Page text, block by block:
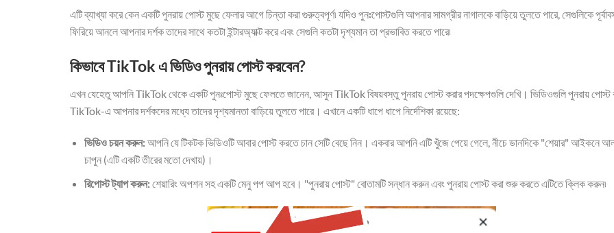
এটি ব্যাখ্যা করে কেন একটি পুনরায় পোস্ট মুছে ফেলার আগে চিন্তা করা গুরুত্বপূর্ণ৷ যদিও পুনঃপোস্টগুলি আপনার সামগ্রীর নাগালকে বাড়িয়ে তুলতে পারে, সেগুলিকে
ফিরিয়ে আনলে আপনার দর্শক তাদের সাথে কতটা ইন্টারঅ্যাক্ট করে এবং সেগুলি কতটা দৃশ্যমান তা প্রভাবিত করতে পারে৷
কিভাবে TikTok এ ভিডিও পুনরায় পোস্ট করবেন?
এখন যেহেতু আপনি TikTok থেকে একটি পুনঃপোস্ট মুছে ফেলতে জানেন, আসুন TikTok বিষয়বস্তু পুনরায় পোস্ট করার পদক্ষেপগুলি দেখি। ভিডিওগুলি পুনরায় পোস্ট
TikTok-এ আপনার দর্শকদের মধ্যে তাদের দৃশ্যমানতা বাড়িয়ে তুলতে পারে। এখানে একটি ধাপে ধাপে নির্দেশিকা রয়েছে:
ভিডিও চয়ন করুন:আপনি যে টিকটক ভিডিওটি আবার পোস্ট করতে চান সেটি বেছে নিন। একবার আপনি এটি খুঁজে পেয়ে গেলে, নীচে ডানদিকে "শেয়ার" আইকনে
চাপুন (এটি একটি তীরের মতো দেখায়)।
রিপোস্ট ট্যাপ করুন:শেয়ারিং অপশন সহ একটি মেনু পপ আপ হবে। "পুনরায় পোস্ট" বোতামটি সন্ধান করুন এবং পুনরায় পোস্ট করা শুরু করতে এটিতে ক্লিক করুন৷